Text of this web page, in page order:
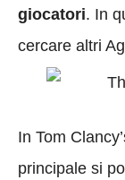
giocatori. In
cercare altri
In Tom
principale si